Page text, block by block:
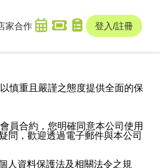
家合作 登入/註冊
慎重且嚴謹之態度提供全面的保
員合約，您明確同意本公司使用
問，歡迎透過電子郵件與本公司
人資料保護法及相關法令之規